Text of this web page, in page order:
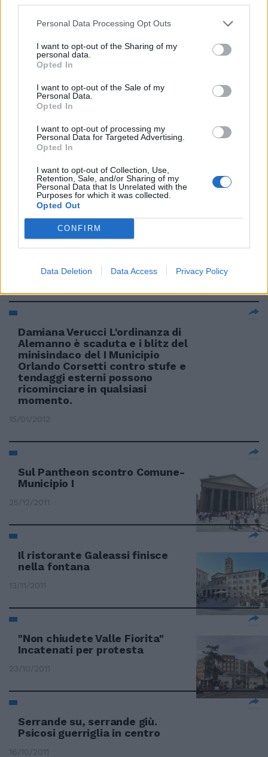
Personal Data Processing Opt Outs
I want to opt-out of the Sharing of my
personal data.
Opted In
I want to opt-out of the Sale of my
Personal Data.
Opted In
I want to opt-out of processing my
Personal Data for Targeted Advertising.
Opted In
I want to opt-out of Collection, Use,
Retention, Sale, and/or Sharing of my
Personal Data that Is Unrelated with the
Purposes for which it was collected.
Opted Out
CONFIRM
Data Deletion Data Access Privacy Policy
Altri casi su "vigili" e mazzette Il
prefetto: ma il racket non c'è
Dario Martini Damiana Verucci Il
Comune sta per dire basta ai
ristoranti di piazza Navona che
superano con i tavolini il limite
del marciapiede.
29/01/2012
Damiana Verucci I piccoli
Damiana Verucci L'ordinanza di
Alemanno è scaduta e i blitz del
minisindaco del I Municipio
Orlando Corsetti contro stufe e
tendaggi esterni possono
ricominciare in qualsiasi
momento.
15/01/2012
Sul Pantheon scontro Comune-
Municipio I
25/12/2011
Il ristorante Galeassi finisce
nella fontana
13/11/2011
"Non chiudete Valle Fiorita"
Incatenati per protesta
23/10/2011
Serrande su, serrande giù.
Psicosi guerriglia in centro
16/10/2011